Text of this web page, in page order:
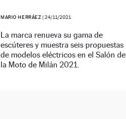
MARIO HERRÁEZ |24/11/2021
La marca renueva su gama de
escúteres y muestra seis propuestas
de modelos eléctricos en el Salón de
la Moto de Milán 2021.